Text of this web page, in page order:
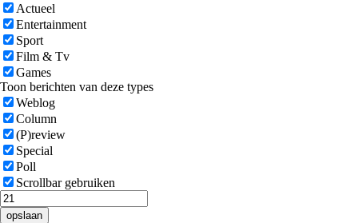
Actueel
Entertainment
Sport
Film & Tv
Games
Toon berichten van deze types
Weblog
Column
(P)review
Special
Poll
Scrollbar gebruiken
opslaan